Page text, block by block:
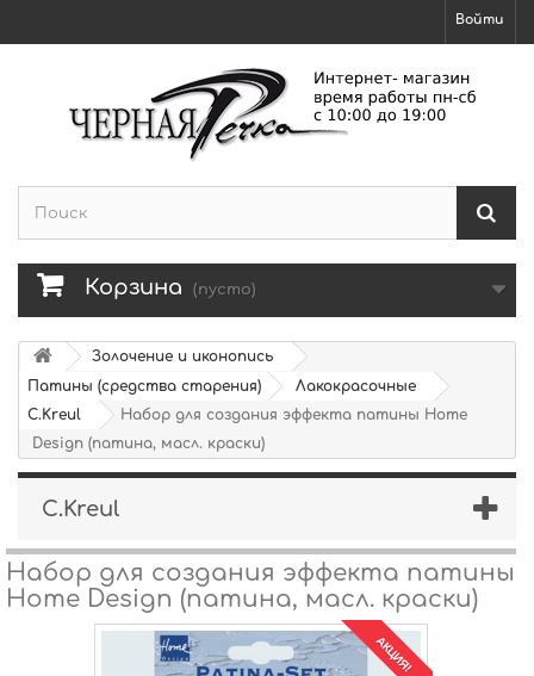
Войти
Корзина (пусто)
Золочение и иконопись
Патины (средства старения)
Лакокрасочные
C.Kreul
Набор для создания эффекта патины Home
Design (патина, масл. краски)
C.Kreul
Набор для создания эффекта патины
Home Design (патина, масл. краски)
АКЦИЯ!